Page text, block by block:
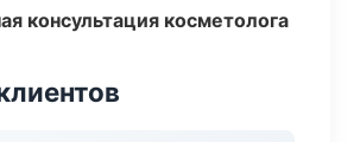
консультация косметолога